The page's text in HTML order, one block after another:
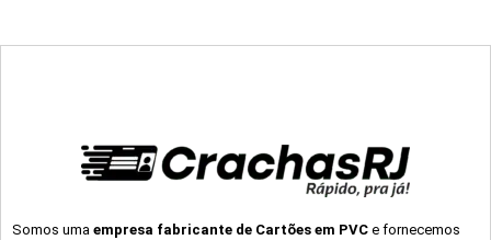
Somos uma empresa fabricante de Cartões em PVC e fornecemos